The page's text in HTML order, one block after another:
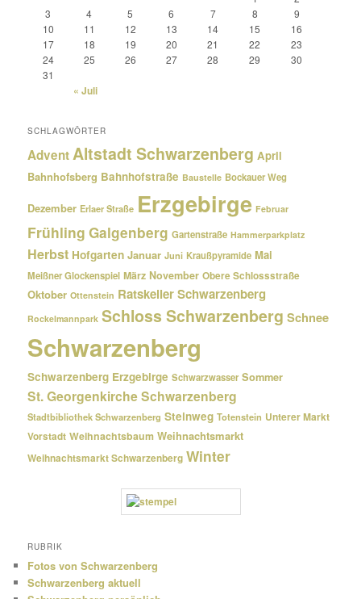
3
4 5 6 7 8
9
10
11 12 13 14 15
16
17
18 19 20 21 22
23
24
25 26 27 28 29
30
31
« Juli
SCHLAGWÖRTER
Advent Altstadt Schwarzenberg April
Bahnhofsberg Bahnhofstraße Baustelle Bockauer Weg
Dezember Erlaer Straße Erzgebirge Februar
Frühling Galgenberg Gartenstraße Hammerparkplatz
Herbst Hofgarten Januar Juni Kraußpyramide Mai
Meißner Glockenspiel März November Obere Schlossstraße
Oktober Ottenstein Ratskeller Schwarzenberg
Rockelmannpark Schloss Schwarzenberg Schnee
Schwarzenberg
Schwarzenberg Erzgebirge Schwarzwasser Sommer
St. Georgenkirche Schwarzenberg
Stadtbibliothek Schwarzenberg Steinweg Totenstein Unterer Markt
Vorstadt Weihnachtsbaum Weihnachtsmarkt
Weihnachtsmarkt Schwarzenberg Winter
RUBRIK
Fotos von Schwarzenberg
Schwarzenberg aktuell